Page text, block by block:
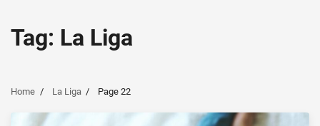
Tag: La Liga
Home La Liga Page 22